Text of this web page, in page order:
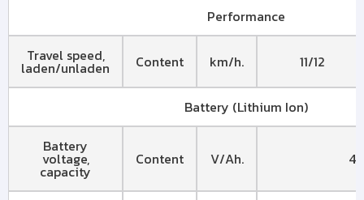
Performance
Travel speed,
laden/unladen Content km/h. 11/12
Battery (Lithium Ion)
Battery
voltage,
capacity
Content V/Ah.